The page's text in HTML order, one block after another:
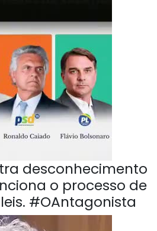
desconhecimento
o processo de
#OAntagonista